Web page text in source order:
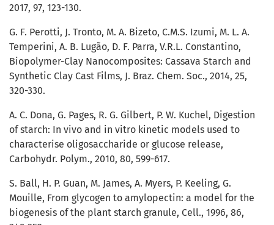
2017, 97, 123-130.
G. F. Perotti, J. Tronto, M. A. Bizeto, C.M.S. Izumi, M. L. A.
Temperini, A. B. Lugão, D. F. Parra, V.R.L. Constantino,
Biopolymer-Clay Nanocomposites: Cassava Starch and
Synthetic Clay Cast Films, J. Braz. Chem. Soc., 2014, 25,
320-330.
A. C. Dona, G. Pages, R. G. Gilbert, P. W. Kuchel, Digestion
of starch: In vivo and in vitro kinetic models used to
characterise oligosaccharide or glucose release,
Carbohydr. Polym., 2010, 80, 599-617.
S. Ball, H. P. Guan, M. James, A. Myers, P. Keeling, G.
Mouille, From glycogen to amylopectin: a model for the
biogenesis of the plant starch granule, Cell., 1996, 86,